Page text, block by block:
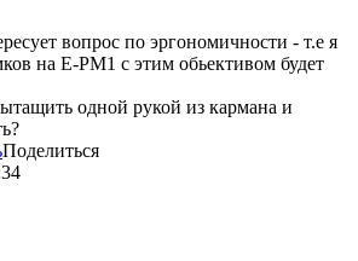
вопрос по эргономичности - т.е я
на E-PM1 с этим обьективом будет
одной рукой из кармана и
Поделиться